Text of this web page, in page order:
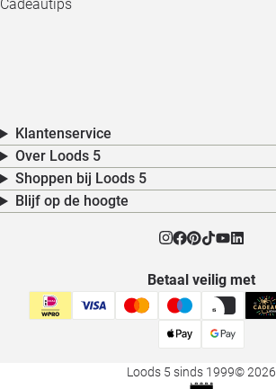
Cadeautips
Klantenservice
Over Loods 5
Shoppen bij Loods 5
Blijf op de hoogte
Betaal veilig met
Loods 5 sinds 1999© 2026